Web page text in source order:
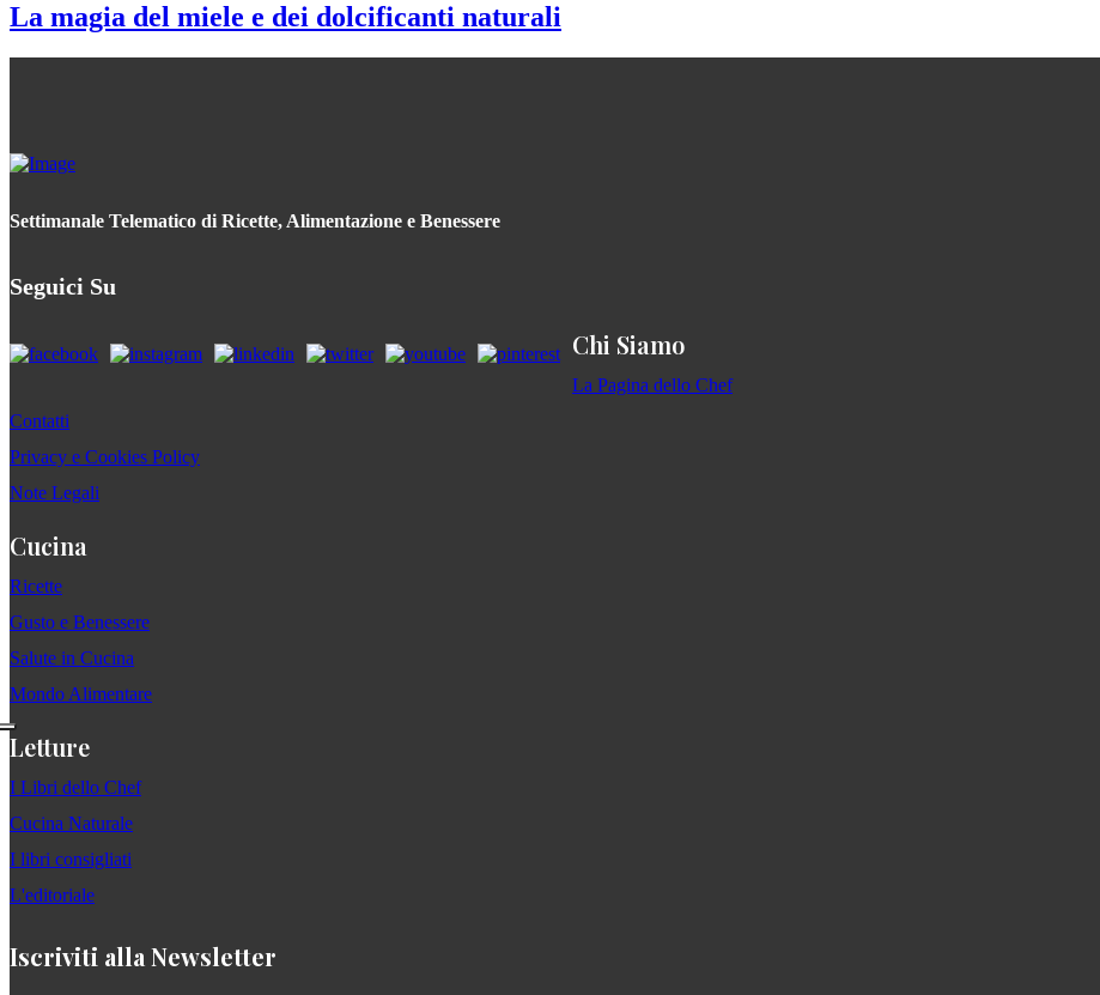
La magia del miele e dei dolcificanti naturali
Settimanale Telematico di Ricette, Alimentazione e Benessere
Seguici Su
Chi Siamo
La Pagina dello Chef
Contatti
Privacy e Cookies Policy
Note Legali
Cucina
Ricette
Gusto e Benessere
Salute in Cucina
Mondo Alimentare
Letture
I Libri dello Chef
Cucina Naturale
I libri consigliati
L'editoriale
Iscriviti alla Newsletter